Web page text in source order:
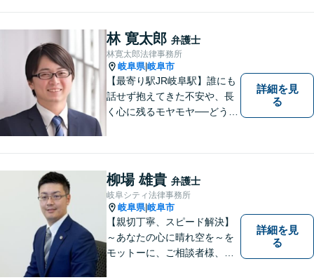
などの家事事件を解決してき
ました。特に交通事故では多
くの後遺障害事故や死亡事故
を解決してきました。
林 寛太郎 弁護士
林寛太郎法律事務所
岐阜県|岐阜市
【最寄り駅JR岐阜駅】誰にも
話せず抱えてきた不安や、長
く心に残るモヤモヤ──どうぞ
いながら、これからの一歩を
一緒に見つけていきます。
【丁寧なヒアリング】【地域
密着型の法律事務所】
詳細を見
る
柳場 雄貴 弁護士
岐阜シティ法律事務所
岐阜県|岐阜市
【親切丁寧、スピード解決】
～あなたの心に晴れ空を～を
モットーに、ご相談者様、依
詳細を見
る